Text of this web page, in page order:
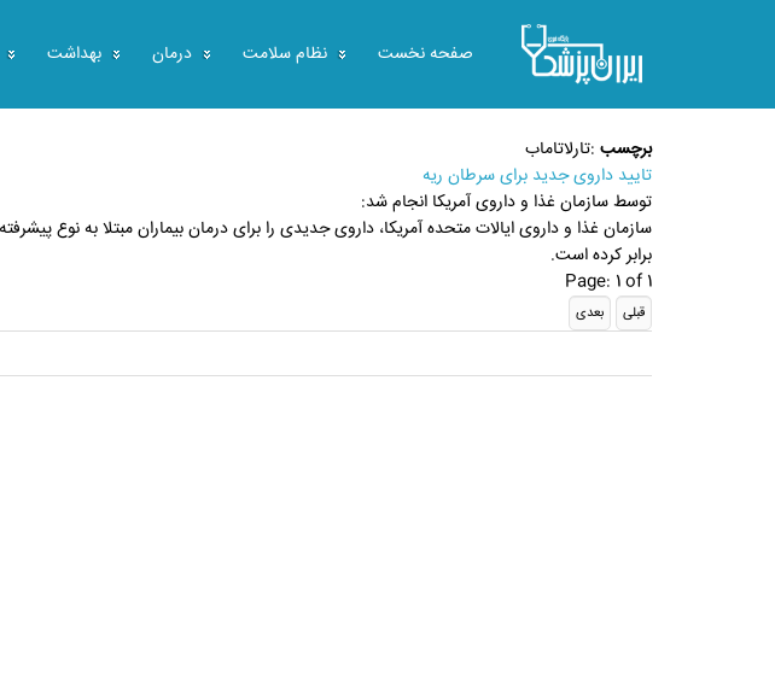
صفحه نخست نظام سلامت درمان بهداشت
برچسب :تارلاتاماب
تایید داروی جدید برای سرطان ریه
توسط سازمان غذا و داروی آمریکا انجام شد:
سازمان غذا و داروی ایالات متحده آمریکا، داروی جدیدی را برای درمان بیماران مبتلا به نوع
برابر کرده است.
Page: 1 of 1